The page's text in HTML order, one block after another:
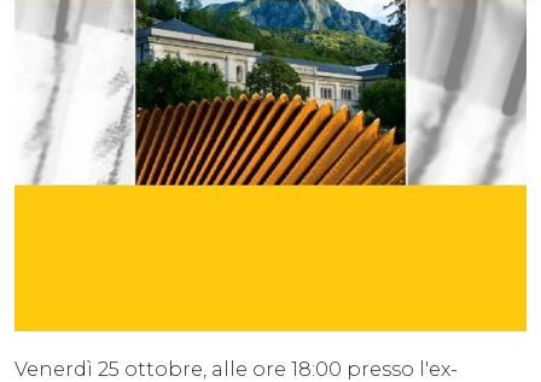
Venerdì 25 ottobre, alle ore 18:00 presso l'ex-